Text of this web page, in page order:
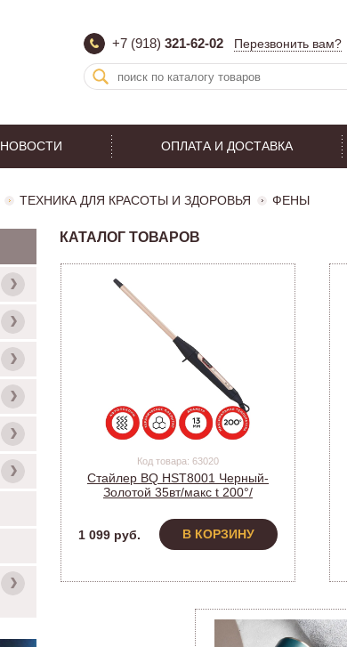
+7 (918) 321-62-02 Перезвонить вам?
НОВОСТИ ОПЛАТА И ДОСТАВКА
ТЕХНИКА ДЛЯ КРАСОТЫ И ЗДОРОВЬЯ ФЕНЫ
КАТАЛОГ ТОВАРОВ
Код товара: 63020
Стайлер BQ HST8001 Черный-
Золотой 35вт/макс t 200°/
1 099 руб.
В КОРЗИНУ